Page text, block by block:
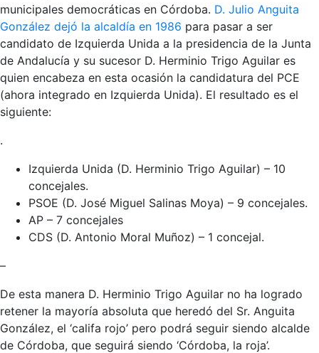
municipales democráticas en Córdoba. D. Julio Anguita
González dejó la alcaldía en 1986 para pasar a ser
candidato de Izquierda Unida a la presidencia de la Junta
de Andalucía y su sucesor D. Herminio Trigo Aguilar es
quien encabeza en esta ocasión la candidatura del PCE
(ahora integrado en Izquierda Unida). El resultado es el
siguiente:
.
Izquierda Unida (D. Herminio Trigo Aguilar) – 10
concejales.
PSOE (D. José Miguel Salinas Moya) – 9 concejales.
AP – 7 concejales
CDS (D. Antonio Moral Muñoz) – 1 concejal.
–
De esta manera D. Herminio Trigo Aguilar no ha logrado
retener la mayoría absoluta que heredó del Sr. Anguita
González, el ‘califa rojo’ pero podrá seguir siendo alcalde
de Córdoba, que seguirá siendo ‘Córdoba, la roja’.